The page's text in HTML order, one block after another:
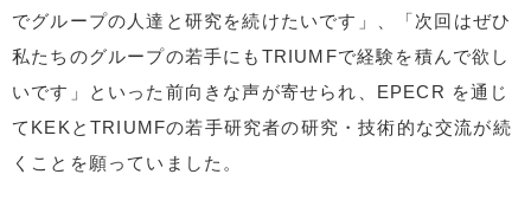
でグループの人達と研究を続けたいです」、「次回はぜひ
私たちのグループの若手にもTRIUMFで経験を積んで欲し
いです」といった前向きな声が寄せられ、EPECR を通じ
てKEKとTRIUMFの若手研究者の研究・技術的な交流が続
くことを願っていました。